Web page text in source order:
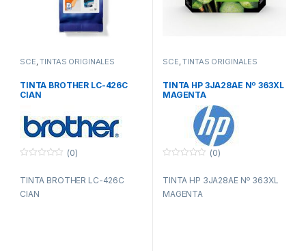
SCE ,TINTAS ORIGINALES
TINTA BROTHER LC-426C
CIAN
u
r
(0)
TINTA BROTHER LC-426C
CIAN
SCE ,TINTAS ORIGINALES
TINTA HP 3JA28AE Nº 363XL
MAGENTA
u
r
(0)
TINTA HP 3JA28AE Nº 363XL
MAGENTA